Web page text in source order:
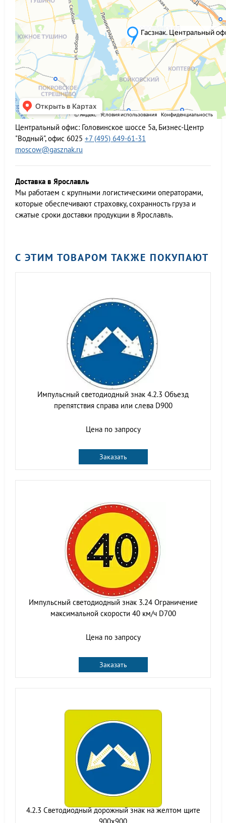
Центральный офис: Головинское шоссе 5а, Бизнес-Центр
"Водный", офис 6025 +7 (495) 649-61-31
moscow@gasznak.ru
Доставка в Ярославль
Мы работаем c крупными логистическими операторами,
которые обеспечивают страховку, сохранность груза и
сжатые сроки доставки продукции в Ярославль.
С ЭТИМ ТОВАРОМ ТАКЖЕ ПОКУПАЮТ
Импульсный светодиодный знак 4.2.3 Объезд
препятствия справа или слева D900
Цена по запросу
Заказать
Импульсный светодиодный знак 3.24 Ограничение
максимальной скорости 40 км/ч D700
Цена по запросу
Заказать
4.2.3 Светодиодный дорожный знак на желтом щите